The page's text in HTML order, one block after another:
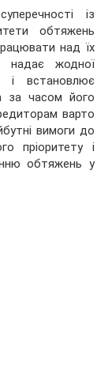
із
обтяжень
над їх
надає жодної
і встановлює
за часом його
варто
вимоги до
пріоритету і
обтяжень у